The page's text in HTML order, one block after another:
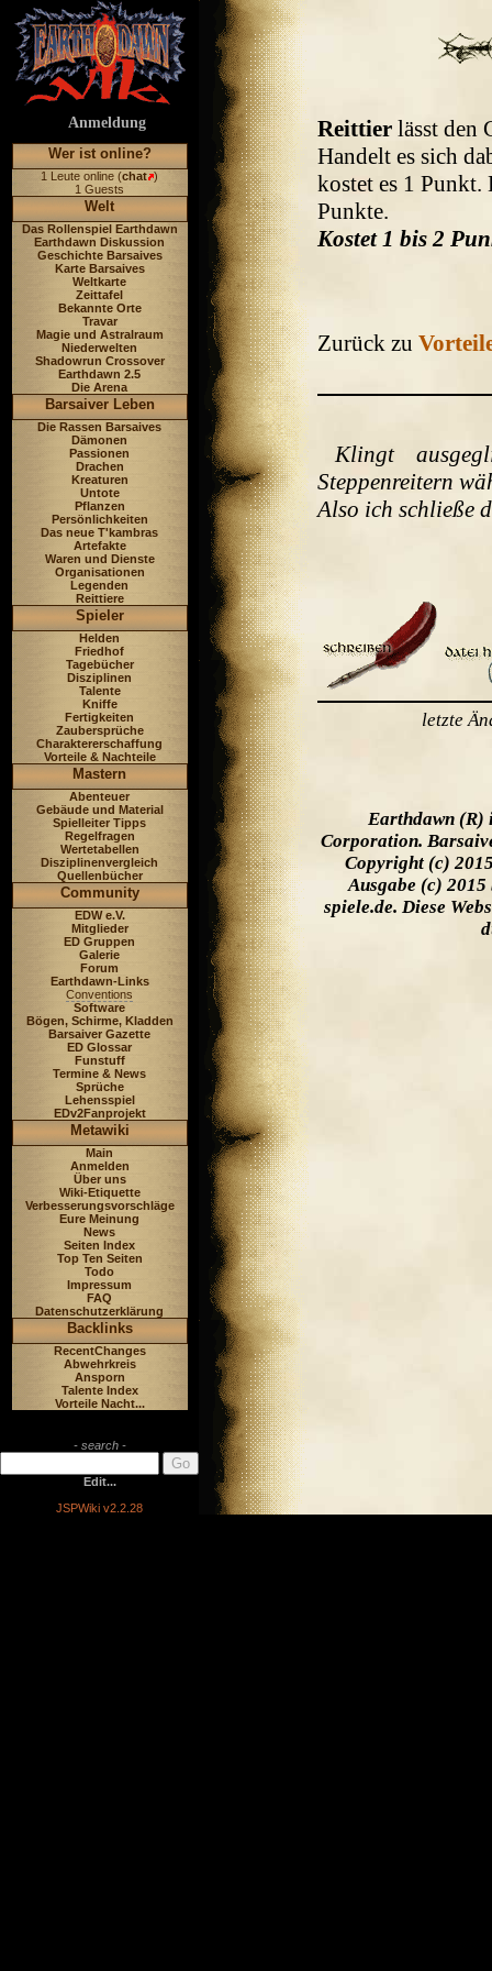
Anmeldung
Wer ist online?
1 Leute online (chat )
1 Guests
Welt
Das Rollenspiel Earthdawn
Earthdawn Diskussion
Geschichte Barsaives
Karte Barsaives
Weltkarte
Zeittafel
Bekannte Orte
Travar
Magie und Astralraum
Niederwelten
Shadowrun Crossover
Earthdawn 2.5
Die Arena
Barsaiver Leben
Die Rassen Barsaives
Dämonen
Passionen
Drachen
Kreaturen
Untote
Pflanzen
Persönlichkeiten
Das neue T'kambras
Artefakte
Waren und Dienste
Organisationen
Legenden
Reittiere
Spieler
Helden
Friedhof
Tagebücher
Disziplinen
Talente
Kniffe
Fertigkeiten
Zaubersprüche
Charaktererschaffung
Vorteile & Nachteile
Mastern
Abenteuer
Gebäude und Material
Spielleiter Tipps
Regelfragen
Wertetabellen
Disziplinenvergleich
Quellenbücher
Community
EDW e.V.
Mitglieder
ED Gruppen
Galerie
Forum
Earthdawn-Links
Conventions
Software
Bögen, Schirme, Kladden
Barsaiver Gazette
ED Glossar
Funstuff
Termine & News
Sprüche
Lehensspiel
EDv2Fanprojekt
Metawiki
Main
Anmelden
Über uns
Wiki-Etiquette
Verbesserungsvorschläge
Eure Meinung
News
Seiten Index
Top Ten Seiten
Todo
Impressum
FAQ
Datenschutzerklärung
Backlinks
RecentChanges
Abwehrkreis
Ansporn
Talente Index
Vorteile Nacht...
- search -
Edit...
JSPWiki v2.2.28
Reittier lässt den
Handelt es sich
kostet es 1
Punkte.
Kostet 1 bis 2
Zurück zu
Klingt
Steppenreitern
Also ich schließe
letzte
Earthdawn (R)
Corporation.
Copyright (c)
Ausgabe (c) 2015
spiele.de. Diese